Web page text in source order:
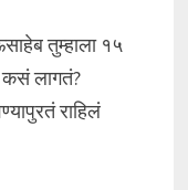
तुम्हाला १५
लागतं?
राहिलं